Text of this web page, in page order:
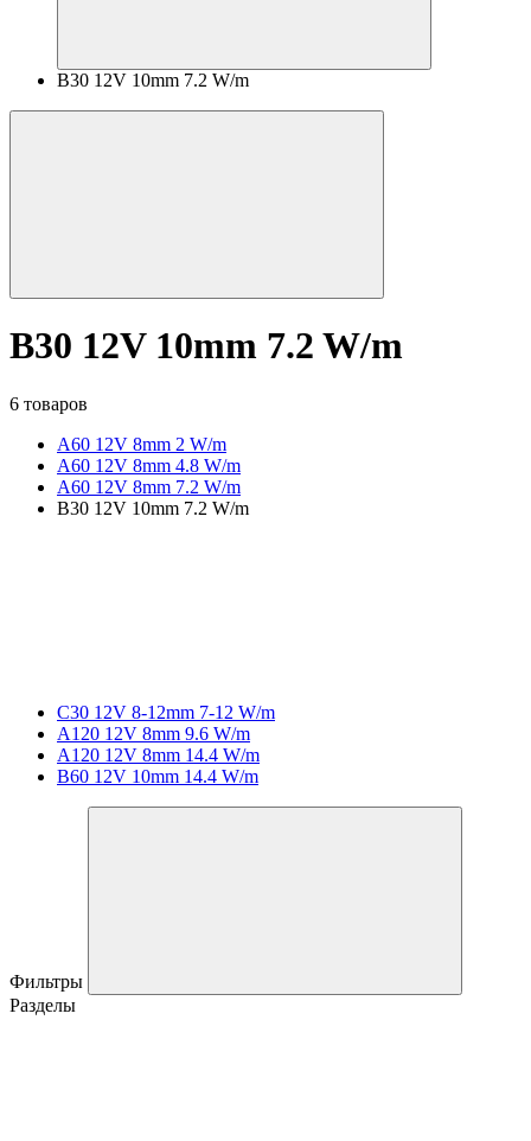
B30 12V 10mm 7.2 W/m
B30 12V 10mm 7.2 W/m
6 товаров
A60 12V 8mm 2 W/m
A60 12V 8mm 4.8 W/m
A60 12V 8mm 7.2 W/m
B30 12V 10mm 7.2 W/m
C30 12V 8-12mm 7-12 W/m
A120 12V 8mm 9.6 W/m
A120 12V 8mm 14.4 W/m
B60 12V 10mm 14.4 W/m
Фильтры
Разделы